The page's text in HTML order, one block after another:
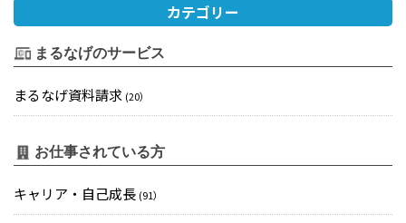
カテゴリー
まるなげのサービス
まるなげ資料請求 (20）
お仕事されている方
キャリア・自己成長 (91）